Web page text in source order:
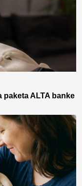
paketa ALTA banke